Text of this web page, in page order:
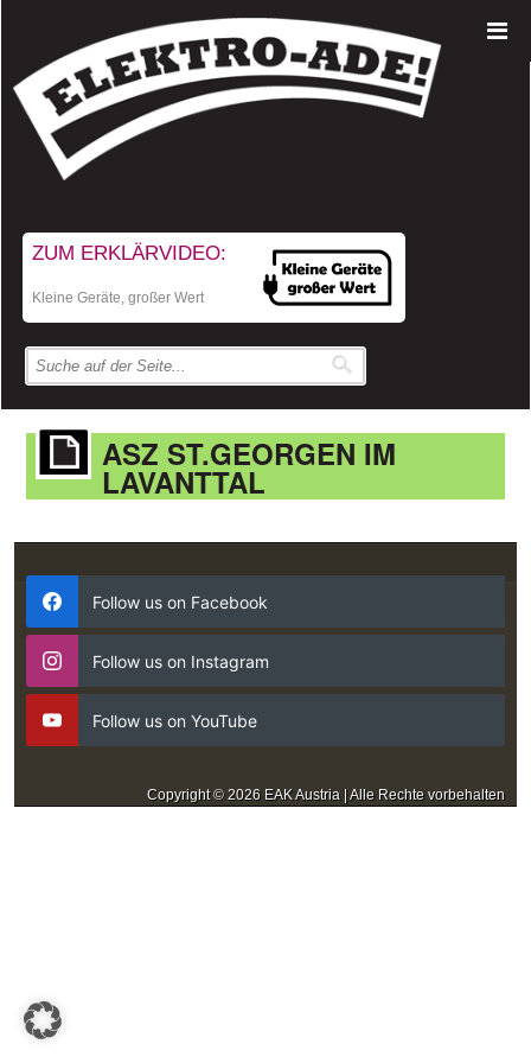
ZUM ERKLÄRVIDEO:
Kleine Geräte, großer Wert
ASZ ST.GEORGEN IM
LAVANTTAL
Follow us on Facebook
Follow us on Instagram
Follow us on YouTube
Copyright © 2026 EAK Austria | Alle Rechte vorbehalten